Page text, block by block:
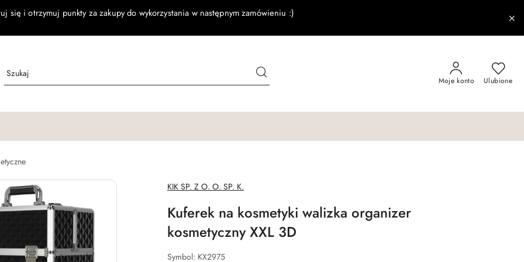
się i otrzymuj punkty za zakupy do wykorzystania w następnym zamówieniu :)
Moje konto Ulubione
NAZWA
PRODUCENTA:
KIK SP. Z O. O. SP. K.
Kuferek na kosmetyki walizka organizer
kosmetyczny XXL 3D
Symbol: KX2975